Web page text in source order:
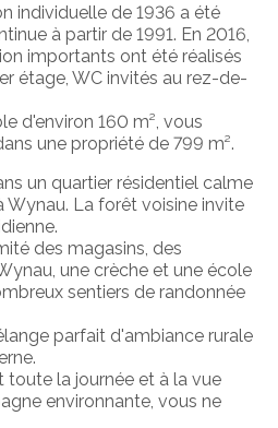
individuelle de 1936 a été
à partir de 1991. En 2016,
importants ont été réalisés
étage, WC invités au rez-de-
d'environ 160 m², vous
une propriété de 799 m².
un quartier résidentiel calme
Wynau. La forêt voisine invite
des magasins, des
une crèche et une école
sentiers de randonnée
parfait d'ambiance rurale
toute la journée et à la vue
environnante, vous ne